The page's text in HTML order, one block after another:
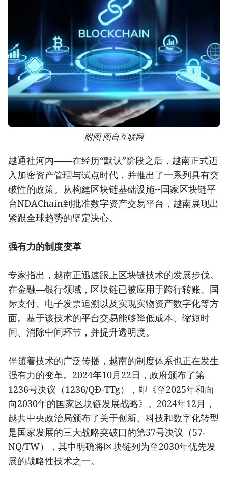
附图 图自互联网
越通社河内——在经历“默认”阶段之后，越南正式迈
入加密资产管理与试点时代，并推出了一系列具有突
破性的政策。从构建区块链基础设施--国家区块链平
台NDAChain到批准数字资产交易平台，越南展现出
紧跟全球趋势的坚定决心。
强有力的制度变革
专家指出，越南正迅速跟上区块链技术的发展步伐。
在金融—银行领域，区块链已被应用于跨行转账、国
际支付、电子发票追溯以及实现实物资产数字化等方
面。基于该技术的平台交易能够降低成本、缩短时
间、消除中间环节，并提升透明度。
伴随着技术的广泛传播，越南的制度体系也正在发生
强有力的变革。2024年10月22日，政府颁布了第
1236号决议（1236/QĐ-TTg），即《至2025年和面
向2030年的国家区块链发展战略》。2024年12月，
越共中央政治局颁布了关于创新、科技和数字化转型
是国家发展的三大战略突破口的第57号决议（57-
NQ/TW），其中明确将区块链列为至2030年优先发
展的战略性技术之一。